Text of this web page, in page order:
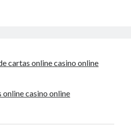
cartas online casino online
online casino online